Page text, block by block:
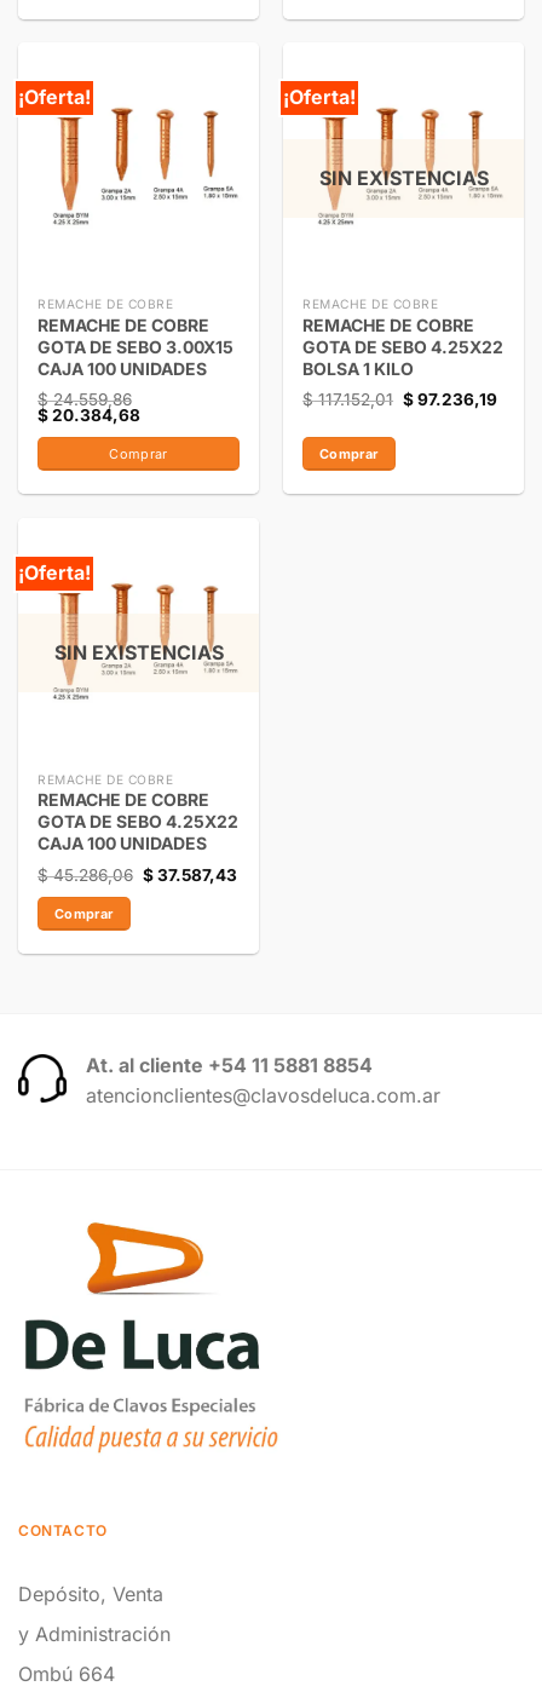
¡Oferta!
REMACHE DE COBRE
REMACHE DE COBRE
GOTA DE SEBO 3.00X15
CAJA 100 UNIDADES
$24.559,86
$20.384,68
Comprar
¡Oferta!
SIN EXISTENCIAS
REMACHE DE COBRE
REMACHE DE COBRE
GOTA DE SEBO 4.25X22
BOLSA 1 KILO
$117.152,01 $97.236,19
Comprar
¡Oferta!
SIN EXISTENCIAS
REMACHE DE COBRE
REMACHE DE COBRE
GOTA DE SEBO 4.25X22
CAJA 100 UNIDADES
$45.286,06 $37.587,43
Comprar
At. al cliente +54 11 5881 8854
atencionclientes@clavosdeluca.com.ar
CONTACTO
Depósito, Venta
y Administración
Ombú 664